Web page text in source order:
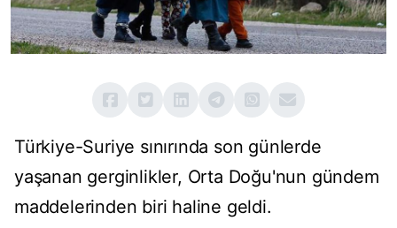
Türkiye-Suriye sınırında son günlerde
yaşanan gerginlikler, Orta Doğu'nun gündem
maddelerinden biri haline geldi.